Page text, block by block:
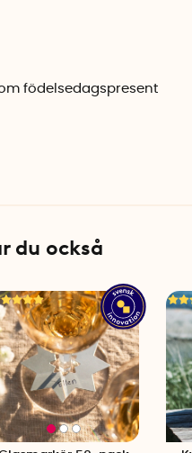
4 (medföljer ej)
7-8 (medföljer ej)
(medföljer ej)
födelsedagspresent
du också